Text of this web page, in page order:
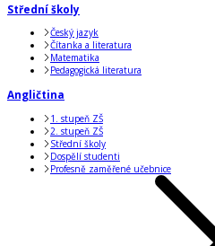
Střední školy
Český jazyk
Čítanka a literatura
Matematika
Pedagogická literatura
Angličtina
1. stupeň ZŠ
2. stupeň ZŠ
Střední školy
Dospělí studenti
Profesně zaměřené učebnice